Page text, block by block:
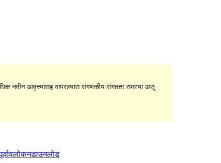
आवृत्त्यांसह वापरल्यास संगणकीय संगतता समस्या असू
डाउनलोड